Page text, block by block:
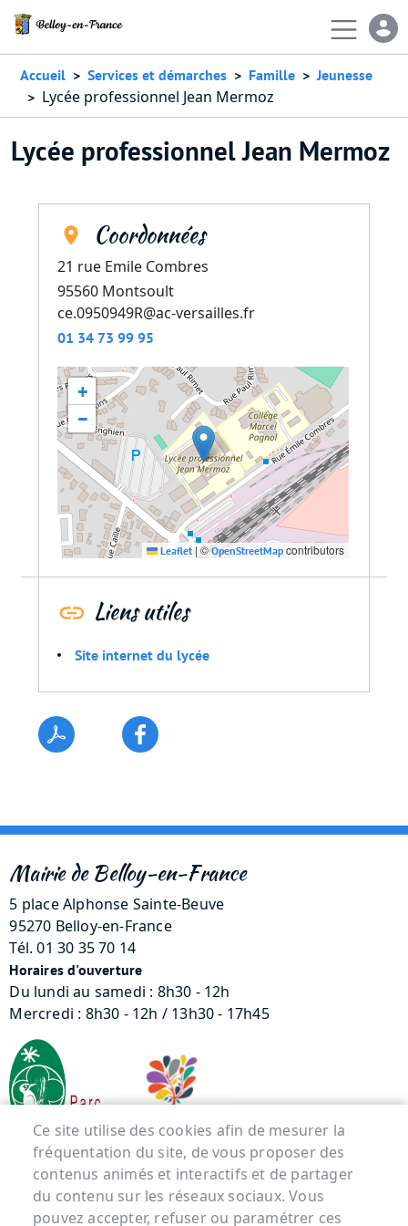
Accueil Services et démarches Famille Jeunesse
Lycée professionnel Jean Mermoz
Lycée professionnel Jean Mermoz
Coordonnées
21 rue Emile Combres
95560 Montsoult
ce.0950949R@ac-versailles.fr
01 34 73 99 95
+
−
Leaflet |©OpenStreetMap contributors
Liens utiles
Site internet du lycée
Mairie de Belloy-en-France
5 place Alphonse Sainte-Beuve
95270 Belloy-en-France
Tél. 01 30 35 70 14
Horaires d'ouverture
Du lundi au samedi : 8h30 - 12h
Mercredi : 8h30 - 12h / 13h30 - 17h45
Menu Pied de page
Ce site utilise des cookies afin de mesurer la
fréquentation du site, de vous proposer des
contenus animés et interactifs et de partager
du contenu sur les réseaux sociaux. Vous
pouvez accepter, refuser ou paramétrer ces